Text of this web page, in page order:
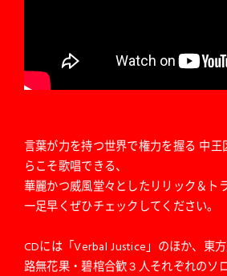
言葉が力を持つ世界で権力を握る 中王
らこそ歌唱できる、
華麗かつ威風堂々としたリリック＆ト
一足早くぜひチェックしてください。
CDには「Verbal Justice」のほか、東
路無花果・碧棺合歓３人それぞれのソ